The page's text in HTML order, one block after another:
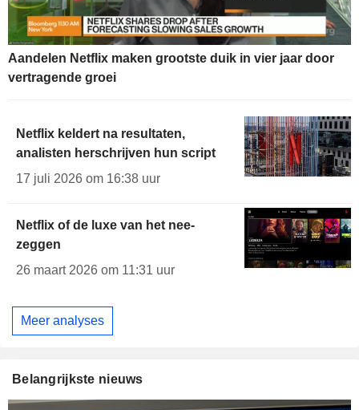
Aandelen Netflix maken grootste duik in vier jaar door
vertragende groei
Netflix keldert na resultaten,
analisten herschrijven hun script
17 juli 2026 om 16:38 uur
Netflix of de luxe van het nee-
zeggen
26 maart 2026 om 11:31 uur
Meer analyses
Belangrijkste nieuws